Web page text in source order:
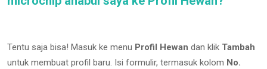
Tentu saja bisa! Masuk ke menu Profil Hewan dan klik Tambah
untuk membuat profil baru. Isi formulir, termasuk kolom No.